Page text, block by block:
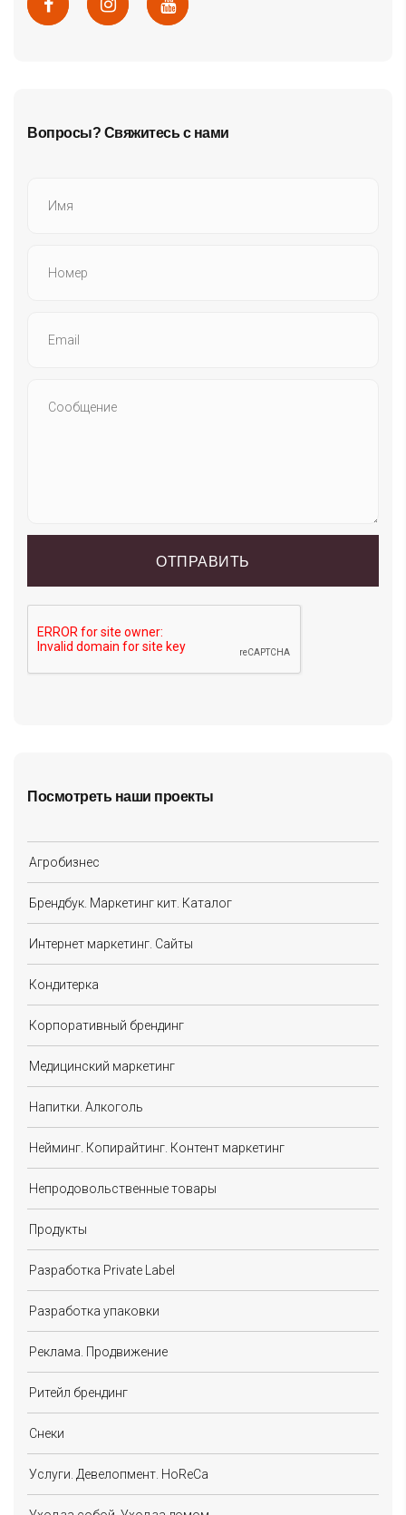
Вопросы? Свяжитесь с нами
Посмотреть наши проекты
Агробизнес
Брендбук. Маркетинг кит. Каталог
Интернет маркетинг. Сайты
Кондитерка
Корпоративный брендинг
Медицинский маркетинг
Напитки. Алкоголь
Нейминг. Копирайтинг. Контент маркетинг
Непродовольственные товары
Продукты
Разработка Private Label
Разработка упаковки
Реклама. Продвижение
Ритейл брендинг
Снеки
Услуги. Девелопмент. HoReCa